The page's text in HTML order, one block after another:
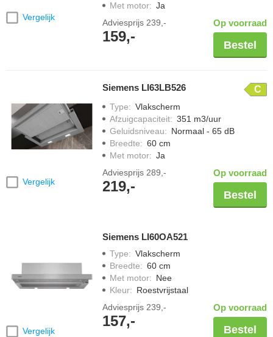
Vergelijk
Met motor: Ja
Adviesprijs 239,-
159,-
Op voorraad
Bestel
Vergelijk
Siemens LI63LB526 C
Type: Vlakscherm
Afzuigcapaciteit: 351 m3/uur
Geluidsniveau: Normaal - 65 dB
Breedte: 60 cm
Met motor: Ja
Adviesprijs 289,-
219,-
Op voorraad
Bestel
Vergelijk
Siemens LI60OA521
Type: Vlakscherm
Breedte: 60 cm
Met motor: Nee
Kleur: Roestvrijstaal
Adviesprijs 239,-
157,-
Op voorraad
Bestel